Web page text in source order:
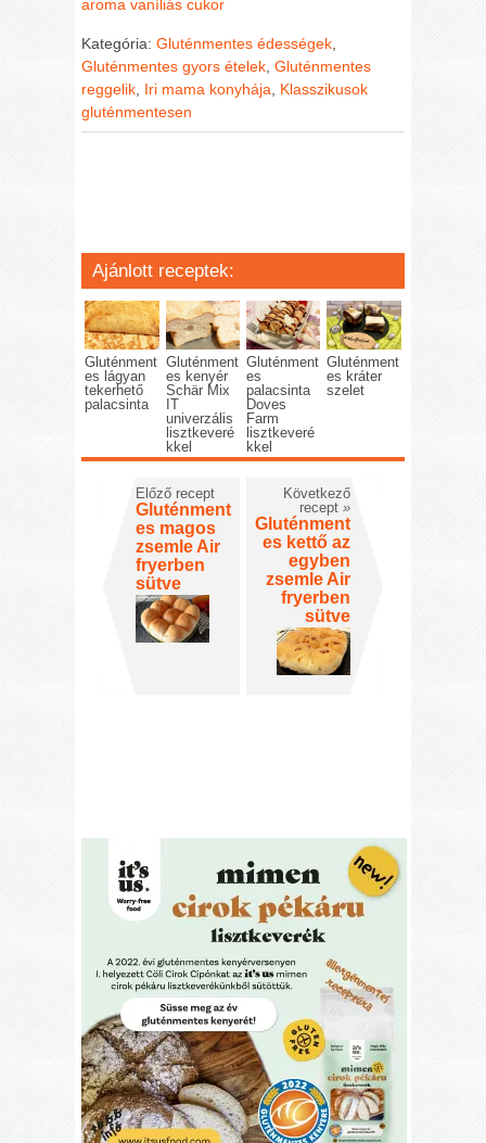
aroma vaníliás cukor
Kategória:Gluténmentes édességek
Gluténmentes gyors ételek ,Gluténmentes
reggelik Iri mama konyhája
Klasszikusok
gluténmentesen
Ajánlott receptek:
Gluténment
es lágyan
tekerhető
palacsinta
Gluténment
es kenyér
Schär Mix
IT
univerzális
lisztkeveré
kkel
Gluténment
es
palacsinta
Doves
Farm
lisztkeveré
kkel
Gluténment
es kráter
szelet
Előző recept
Gluténment
es magos
zsemle Air
fryerben
sütve
Következő
recept »
Gluténment
es kettő az
egyben
zsemle Air
fryerben
sütve